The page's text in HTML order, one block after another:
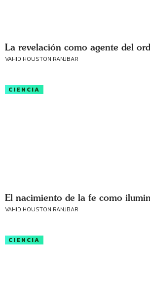
La revelación como agente del
VAHID HOUSTON RANJBAR
CIENCIA
El nacimiento de la fe como
VAHID HOUSTON RANJBAR
CIENCIA